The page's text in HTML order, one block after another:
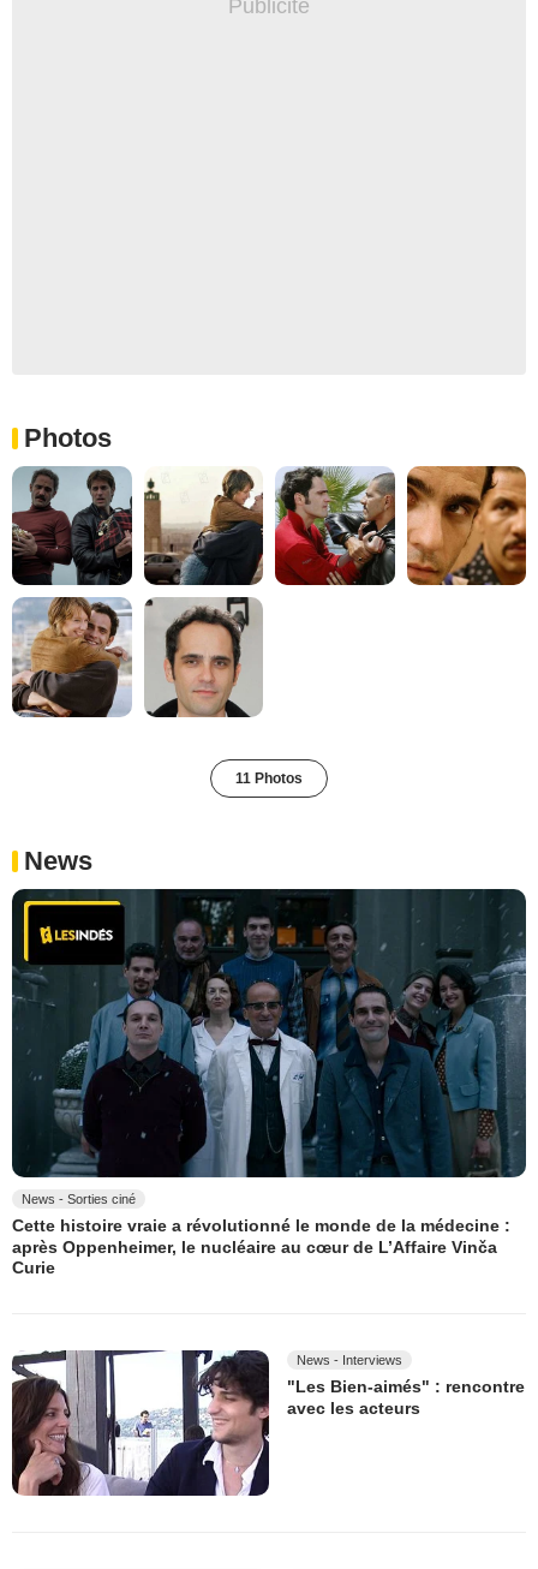
Photos
11 Photos
News
News - Sorties ciné
Cette histoire vraie a révolutionné le monde de la médecine :
après Oppenheimer, le nucléaire au cœur de L’Affaire Vinča
Curie
News - Interviews
"Les Bien-aimés" : rencontre
avec les acteurs